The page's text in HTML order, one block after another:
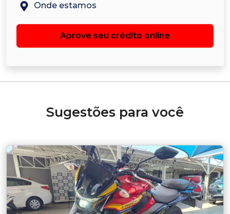
Onde estamos
Aprove seu crédito online
Sugestões para você